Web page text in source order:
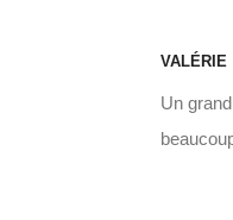
VALÉRIE
Un